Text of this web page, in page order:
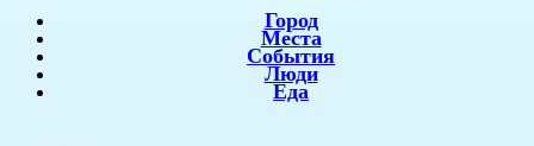
Город
Места
События
Люди
Еда